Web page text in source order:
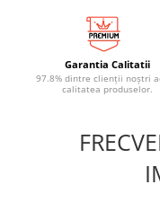
Garantia Calitatii
97.8% dintre clienții noștri
calitatea produselor.